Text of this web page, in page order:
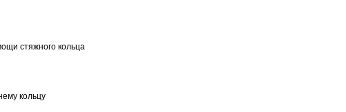
стяжного кольца
кольцу